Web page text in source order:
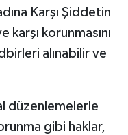
Karşı Şiddetin
korunmasını
alınabilir ve
düzenlemelerle
gibi haklar,